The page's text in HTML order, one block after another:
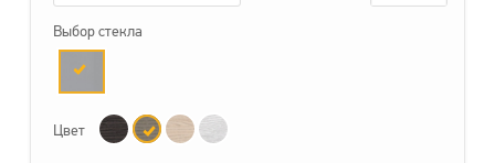
Выбор стекла
Цвет